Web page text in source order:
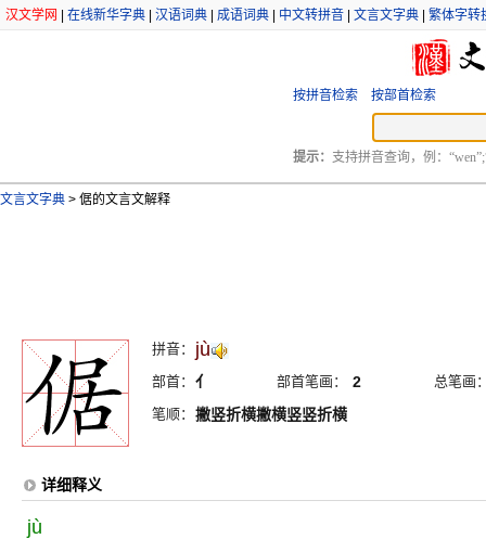
汉文学网 在线新华字典 汉语词典 成语词典 中文转拼音 文言文字典 繁体字转
按拼音检索 按部首检索
提示： 支持拼音查询，例：
文言文字典 > 倨的文言文解释
拼音： jù
部首： 亻 部首笔画： 2
总笔画
笔顺： 撇竖折横撇横竖竖折横
详细释义
jù